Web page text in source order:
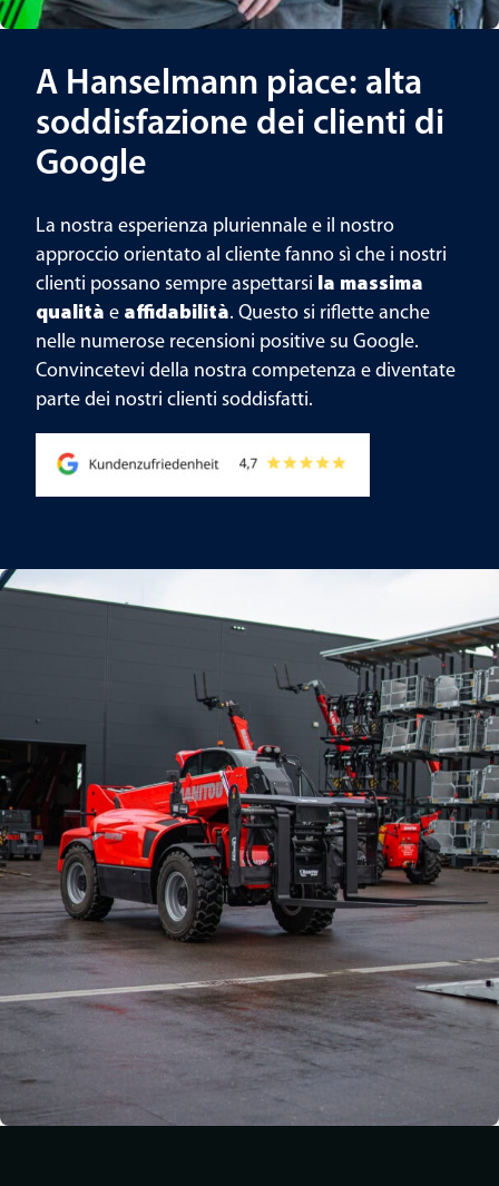
A Hanselmann piace: alta
soddisfazione dei clienti di
Google
La nostra esperienza pluriennale e il nostro
approccio orientato al cliente fanno sì che i nostri
clienti possano sempre aspettarsi la massima
qualità e affidabilità. Questo si riflette anche
nelle numerose recensioni positive su Google.
Convincetevi della nostra competenza e diventate
parte dei nostri clienti soddisfatti.